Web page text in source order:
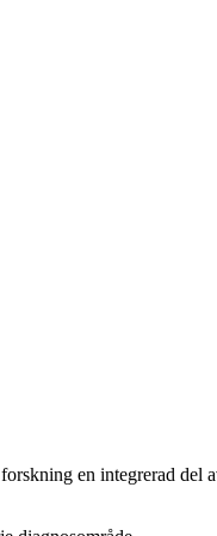
en integrerad del